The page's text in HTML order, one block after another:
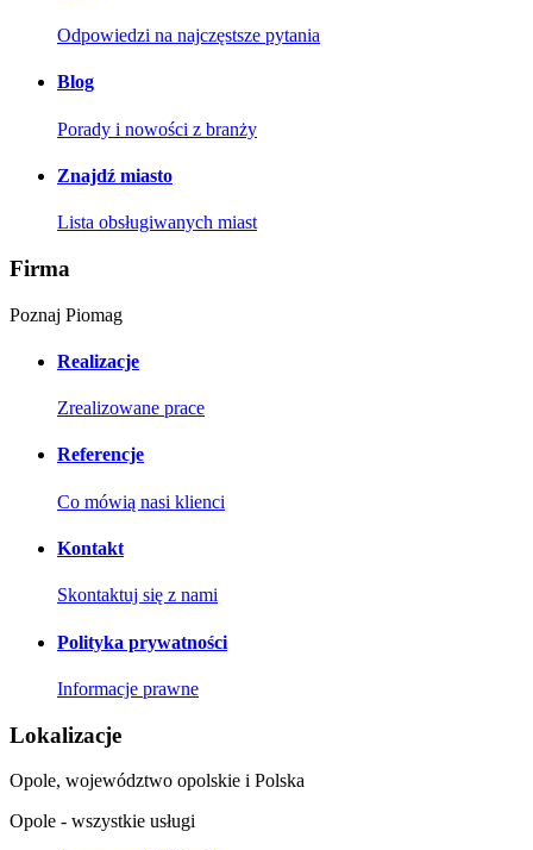
Odpowiedzi na najczęstsze pytania
Blog
Porady i nowości z branży
Znajdź miasto
Lista obsługiwanych miast
Firma
Poznaj Piomag
Realizacje
Zrealizowane prace
Referencje
Co mówią nasi klienci
Kontakt
Skontaktuj się z nami
Polityka prywatności
Informacje prawne
Lokalizacje
Opole, województwo opolskie i Polska
Opole - wszystkie usługi